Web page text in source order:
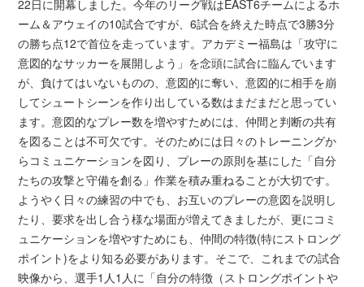
22日に開幕しました。今年のリーグ戦はEAST6チームによるホ
ーム＆アウェイの10試合ですが、6試合を終えた時点で3勝3分
の勝ち点12で首位を走っています。アカデミー福島は「攻守に
意図的なサッカーを展開しよう」を念頭に試合に臨んでいます
が、負けてはいないものの、意図的に奪い、意図的に相手を崩
してシュートシーンを作り出している数はまだまだと思ってい
ます。意図的なプレー数を増やすためには、仲間と判断の共有
を図ることは不可欠です。そのためには日々のトレーニングか
らコミュニケーションを図り、プレーの原則を基にした「自分
たちの攻撃と守備を創る」作業を積み重ねることが大切です。
ようやく日々の練習の中でも、お互いのプレーの意図を説明し
たり、要求を出し合う様な場面が増えてきましたが、更にコミ
ュニケーションを増やすためにも、仲間の特徴(特にストロング
ポイント)をより知る必要があります。そこで、これまでの試合
映像から、選手1人1人に「自分の特徴（ストロングポイントや